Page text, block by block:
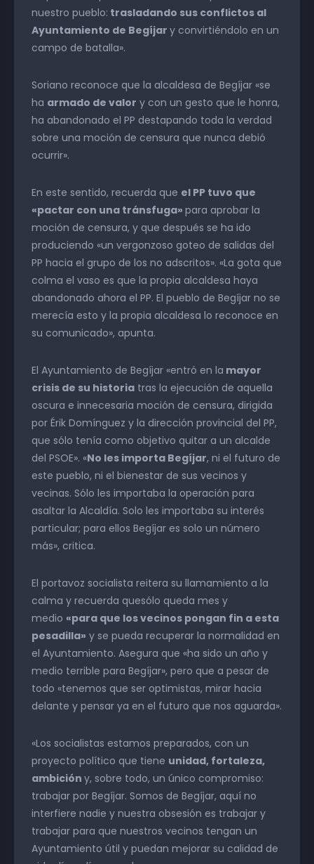
nuestro pueblo: trasladando sus conflictos al
Ayuntamiento de Begíjar y convirtiéndolo en un
campo de batalla».
Soriano reconoce que la alcaldesa de Begíjar «se
ha armado de valor y con un gesto que le honra,
ha abandonado el PP destapando toda la verdad
sobre una moción de censura que nunca debió
ocurrir».
En este sentido, recuerda que el PP tuvo que
«pactar con una tránsfuga» para aprobar la
moción de censura, y que después se ha ido
produciendo «un vergonzoso goteo de salidas del
PP hacia el grupo de los no adscritos». «La gota que
colma el vaso es que la propia alcaldesa haya
abandonado ahora el PP. El pueblo de Begíjar no se
merecía esto y la propia alcaldesa lo reconoce en
su comunicado», apunta.
El Ayuntamiento de Begíjar «entró en la mayor
crisis de su historia tras la ejecución de aquella
oscura e innecesaria moción de censura, dirigida
por Érik Domínguez y la dirección provincial del PP,
que sólo tenía como objetivo quitar a un alcalde
del PSOE». «No les importa Begíjar, ni el futuro de
este pueblo, ni el bienestar de sus vecinos y
vecinas. Sólo les importaba la operación para
asaltar la Alcaldía. Solo les importaba su interés
particular; para ellos Begíjar es solo un número
más», critica.
El portavoz socialista reitera su llamamiento a la
calma y recuerda quesólo queda mes y
medio «para que los vecinos pongan fin a esta
pesadilla» y se pueda recuperar la normalidad en
el Ayuntamiento. Asegura que «ha sido un año y
medio terrible para Begíjar», pero que a pesar de
todo «tenemos que ser optimistas, mirar hacia
delante y pensar ya en el futuro que nos aguarda».
«Los socialistas estamos preparados, con un
proyecto político que tiene unidad, fortaleza,
ambición y, sobre todo, un único compromiso:
trabajar por Begíjar. Somos de Begíjar, aquí no
interfiere nadie y nuestra obsesión es trabajar y
trabajar para que nuestros vecinos tengan un
Ayuntamiento útil y puedan mejorar su calidad de